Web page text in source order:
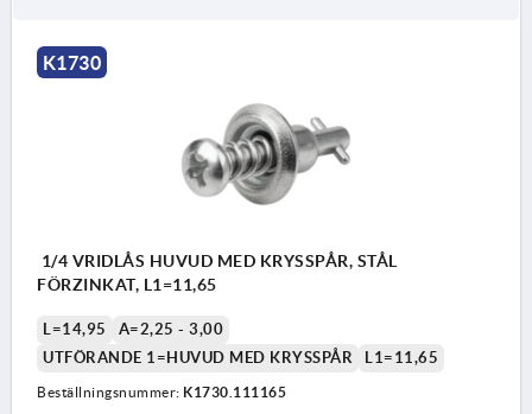
K1730
1/4 VRIDLÅS HUVUD MED KRYSSPÅR, STÅL
FÖRZINKAT, L1=11,65
L=14,95
A=2,25 - 3,00
UTFÖRANDE 1=HUVUD MED KRYSSPÅR
L1=11,65
Beställningsnummer: K1730.111165